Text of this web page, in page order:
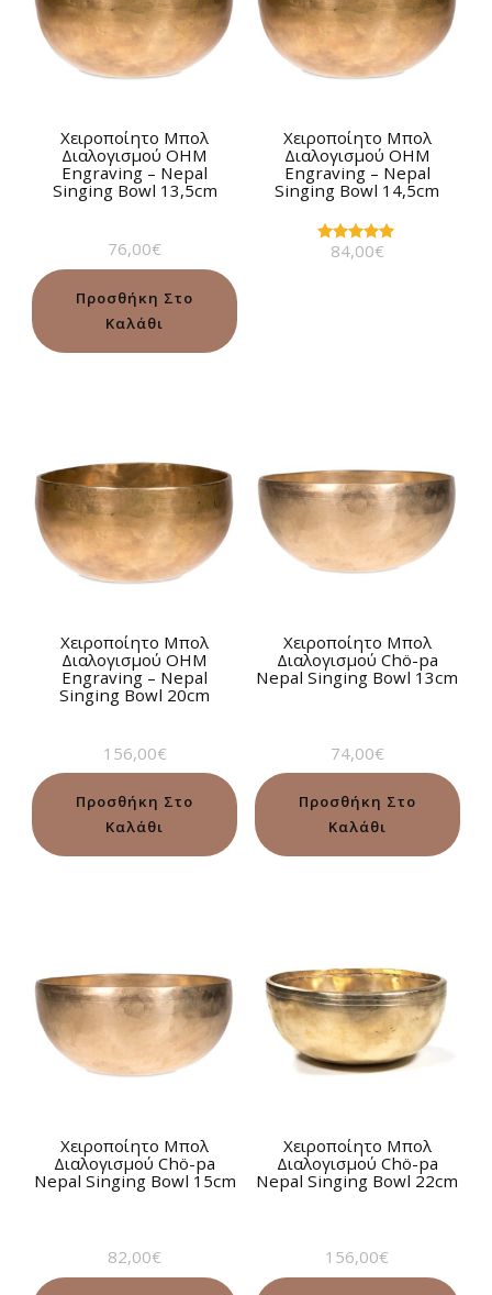
Χειροποίητο Μπολ
Διαλογισμού OHM
Engraving – Nepal
Singing Bowl 13,5cm
76,00€
Προσθήκη Στο
Καλάθι
Χειροποίητο Μπολ
Διαλογισμού OHM
Engraving – Nepal
Singing Bowl 14,5cm
Βαθμολογήθηκε
84,00€
Χειροποίητο Μπολ
Διαλογισμού OHM
Engraving – Nepal
Singing Bowl 20cm
156,00€
Προσθήκη Στο
Καλάθι
Χειροποίητο Μπολ
Διαλογισμού Chö-pa
Nepal Singing Bowl 13cm
74,00€
Προσθήκη Στο
Καλάθι
Χειροποίητο Μπολ
Διαλογισμού Chö-pa
Nepal Singing Bowl 15cm
82,00€
Χειροποίητο Μπολ
Διαλογισμού Chö-pa
Nepal Singing Bowl 22cm
156,00€